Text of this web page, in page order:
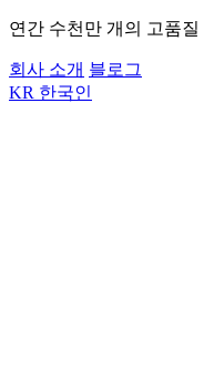
연간 수천만 개의 고품
회사 소개 블로그
KR 한국인